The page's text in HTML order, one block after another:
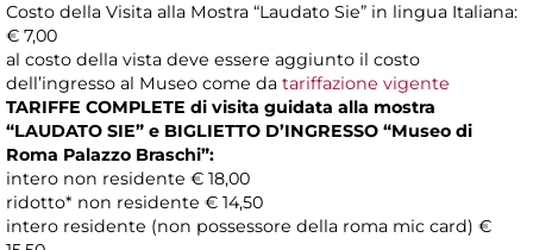
Costo della Visita alla Mostra “Laudato Sie” in lingua Italiana:
€ 7,00
al costo della vista deve essere aggiunto il costo
dell’ingresso al Museo come da tariffazione vigente
TARIFFE COMPLETE di visita guidata alla mostra
“LAUDATO SIE” e BIGLIETTO D’INGRESSO “Museo di
Roma Palazzo Braschi”:
intero non residente € 18,00
ridotto* non residente € 14,50
intero residente (non possessore della roma mic card) €